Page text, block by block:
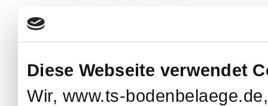
Diese Webseite verwendet
Wir, www.ts-